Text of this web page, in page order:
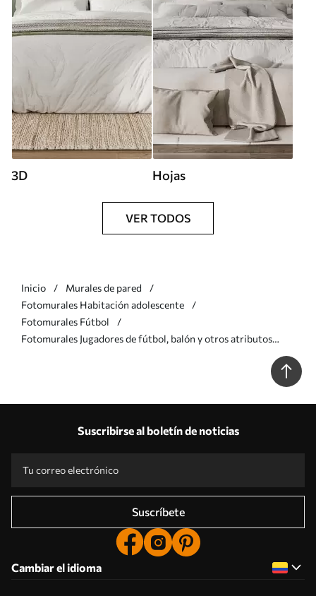
3D Hojas
VER TODOS
Inicio
Murales de pared
Fotomurales Habitación adolescente
Fotomurales Fútbol
Fotomurales Jugadores de fútbol, balón y otros atributos
Suscribirse al boletín de noticias
Suscríbete
Cambiar el idioma